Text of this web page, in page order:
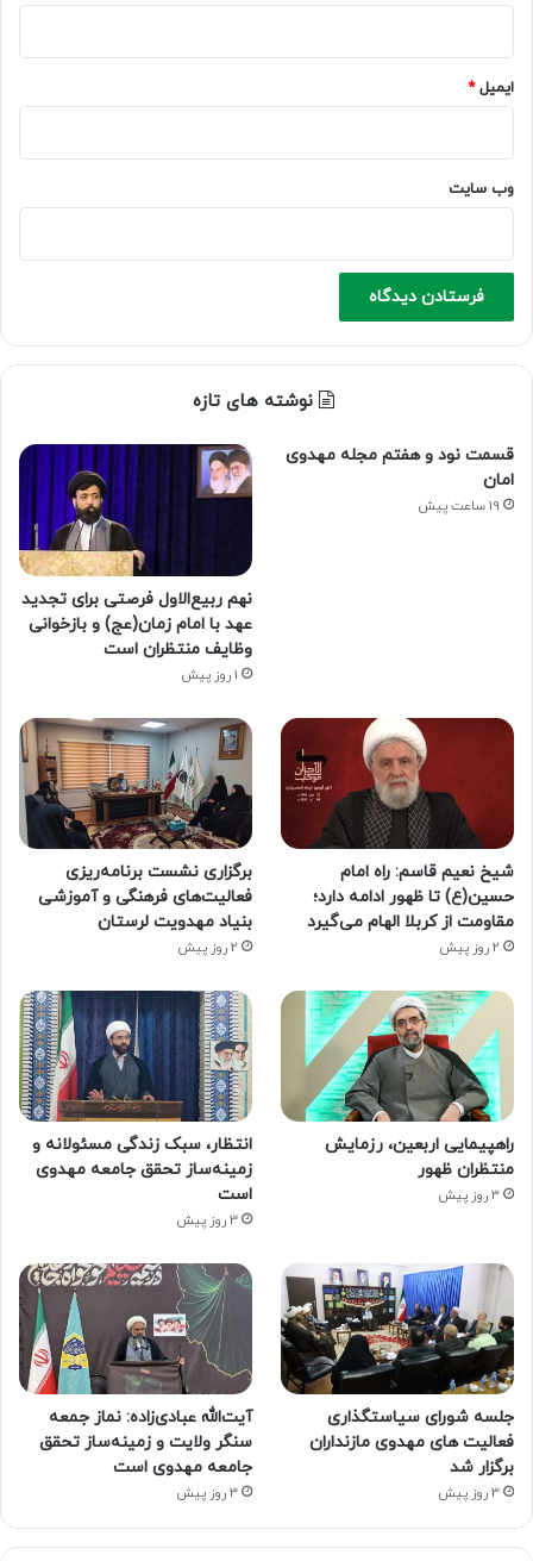
ایمیل*
وب‌ سایت
نوشته های تازه
قسمت نود و هفتم مجله مهدوی
امان
19 ساعت پیش
نهم ربیع‌الاول فرصتی برای تجدید
عهد با امام زمان(عج) و بازخوانی
وظایف منتظران است
1 روز پیش
شیخ نعیم قاسم: راه امام
حسین(ع) تا ظهور ادامه دارد؛
مقاومت از کربلا الهام می‌گیرد
2 روز پیش
برگزاری نشست برنامه‌ریزی
فعالیت‌های فرهنگی و آموزشی
بنیاد مهدویت لرستان
2 روز پیش
راهپیمایی اربعین، رزمایش
منتظران ظهور
3 روز پیش
انتظار، سبک زندگی مسئولانه و
زمینه‌ساز تحقق جامعه مهدوی
است
3 روز پیش
جلسه شورای سیاستگذاری
فعالیت های مهدوی مازنداران
برگزار شد
3 روز پیش
آیت‌الله عبادی‌زاده: نماز جمعه
سنگر ولایت و زمینه‌ساز تحقق
جامعه مهدوی است
3 روز پیش